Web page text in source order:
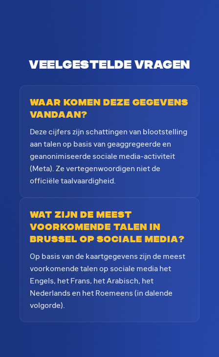
Veelgestelde vragen
Waar komen deze gegevens
vandaan?
Deze cijfers zijn schattingen van blootstelling
aan talen op basis van geaggregeerde en
geanonimiseerde sociale media-activiteit
(Meta). Ze vertegenwoordigen niet de
officiële taalvaardigheid.
Wat zijn de meest
voorkomende talen in
Brussel op sociale media?
Op basis van de kaartgegevens zijn de meest
voorkomende talen op sociale media het
Engels, het Frans, het Arabisch, het
Nederlands en het Roemeens (in dalende
volgorde).